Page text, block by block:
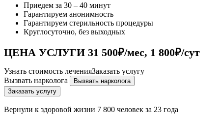
Приедем за 30 – 40 минут
Гарантируем анонимность
Гарантируем стерильность процедуры
Круглосуточно, без выходных
ЦЕНА УСЛУГИ 31 500₽/мес, 1 800₽/сут
Узнать стоимость леченияЗаказать услугу
Вызвать нарколога
Вызвать нарколога
Заказать услугу
Вернули к здоровой жизни 7 800 человек за 23 года